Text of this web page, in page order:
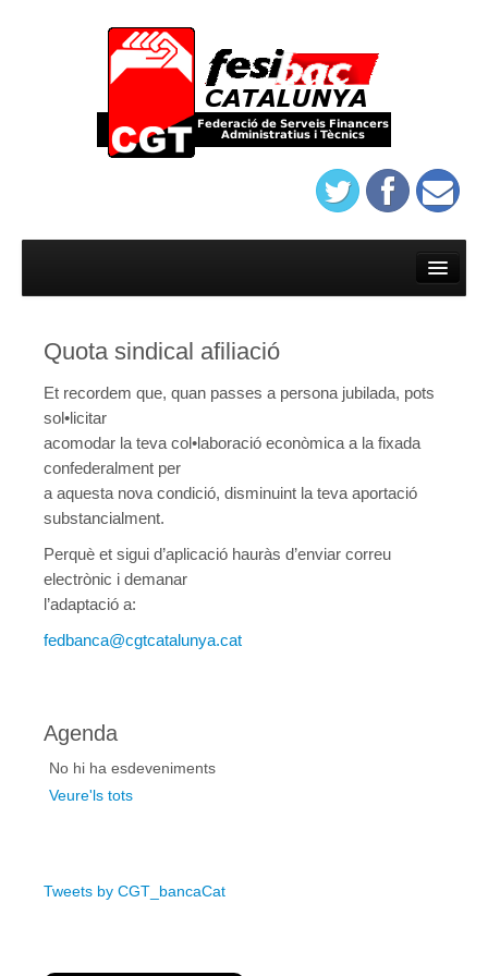
On trobar-nos
Estatuts del sindicat de banca de Barcelona
Protocol d’assatjament de Banca
Agenda
Convenis
Activitats administratives
Conveni Col·lectiu de Consultoria i Estudis de Mercat i
Conveni Col·lectiu d’Oficines i Despatxos 2019-2021
Quota sindical afiliació
Et recordem que, quan passes a persona jubilada, pots
sol•licitar
acomodar la teva col•laboració econòmica a la fixada
confederalment per
a aquesta nova condició, disminuint la teva aportació
substancialment.
Perquè et sigui d’aplicació hauràs d’enviar correu
electrònic i demanar
l’adaptació a:
fedbanca@cgtcatalunya.cat
Agenda
No hi ha esdeveniments
Veure'ls tots
Tweets by CGT_bancaCat